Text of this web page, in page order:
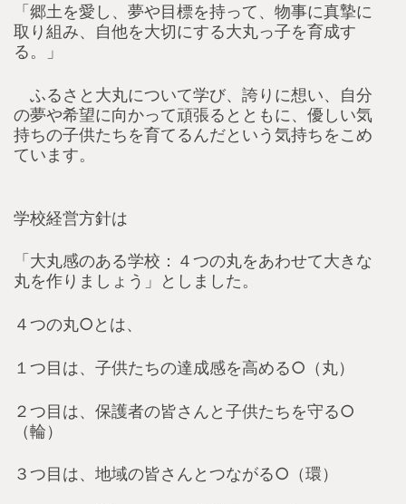
「郷土を愛し、夢や目標を持って、物事に真摯に
取り組み、自他を大切にする大丸っ子を育成す
る。」
ふるさと大丸について学び、誇りに想い、自分
の夢や希望に向かって頑張るとともに、優しい気
持ちの子供たちを育てるんだという気持ちをこめ
ています。
学校経営方針は
「大丸感のある学校：４つの丸をあわせて大きな
丸を作りましょう」としました。
４つの丸○とは、
１つ目は、子供たちの達成感を高める○（丸）
２つ目は、保護者の皆さんと子供たちを守る○
（輪）
３つ目は、地域の皆さんとつながる○（環）